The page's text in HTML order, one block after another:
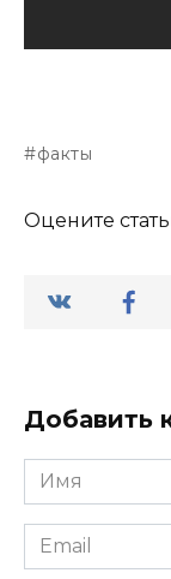
факты
Оцените
Добавить
Имя
*
Email
*